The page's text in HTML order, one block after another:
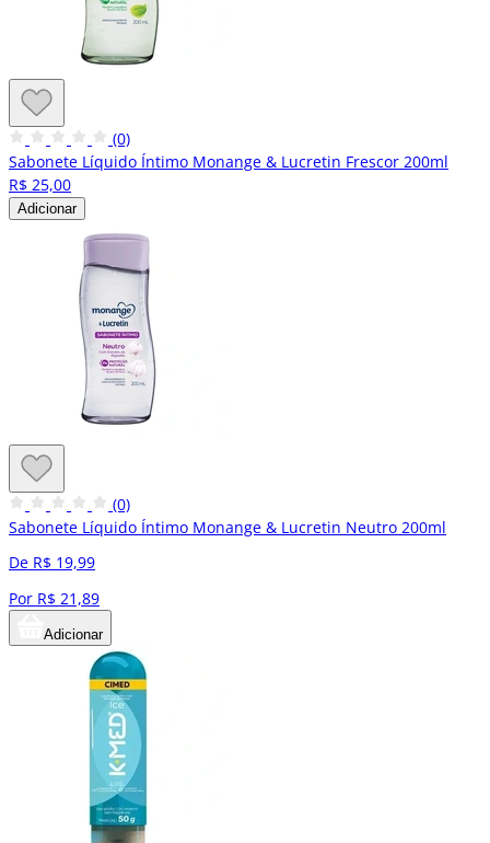
(0)
Sabonete Líquido Íntimo Monange & Lucretin Frescor 200ml
R$ 25,00
Adicionar
(0)
Sabonete Líquido Íntimo Monange & Lucretin Neutro 200ml
De R$ 19,99
Por R$ 21,89
Adicionar